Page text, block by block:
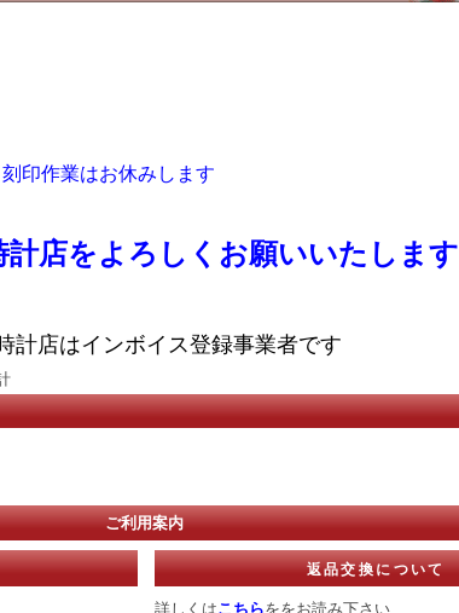
印作業はお休みします
計店をよろしくお願いいたします
計店はインボイス登録事業者です
ご利用案内
返品交換について
詳しくはこちらををお読み下さい